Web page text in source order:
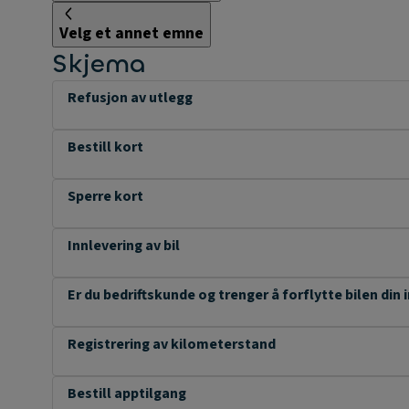
Velg et annet emne
Skjema
Refusjon av utlegg
Bestill kort
Sperre kort
Innlevering av bil
Er du bedriftskunde og trenger å forflytte bilen din
Registrering av kilometerstand
Bestill apptilgang